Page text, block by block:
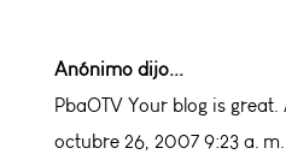
Anónimo dijo...
PbaOTV Your blog is
octubre 26, 2007 9:23 a. m.